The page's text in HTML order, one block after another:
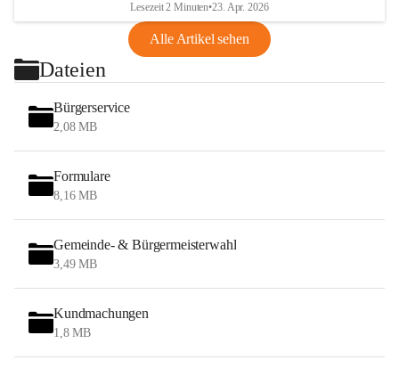
Lesezeit 2 Minuten•23. Apr. 2026
Alle Artikel sehen
Dateien
Bürgerservice
2,08 MB
Formulare
8,16 MB
Gemeinde- & Bürgermeisterwahl
3,49 MB
Kundmachungen
1,8 MB